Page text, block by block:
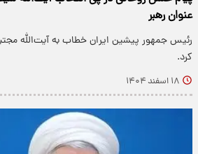
عنوان رهبر
رئیس جمهور پیشین ایران خطاب به آیت‌الله
کرد.
۱۸ اسفند ۱۴۰۴